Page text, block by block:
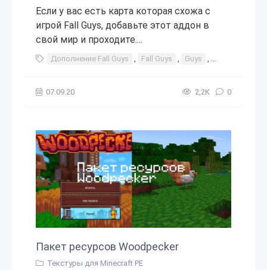
Если у вас есть карта которая схожа с
игрой Fall Guys, добавьте этот аддон в
свой мир и проходите....
Дополнение Fall Guys , Fall Guys , Guys , Fall
07.09.20 2,2К 0
Пакет ресурсов Woodpecker
Текстуры для Minecraft PE